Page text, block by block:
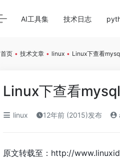
AI工具集 技术日志
首页 • 技术文章 • linux • Linux下查看
Linux下查看
linux 12年前 (2015)发布
原文转载至：http://